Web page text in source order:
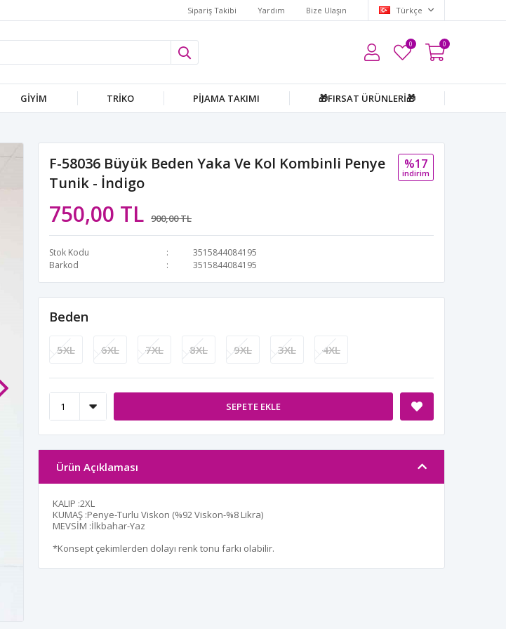
Sipariş Takibi Yardım Bize Ulaşın Türkçe
0 0
GİYİM TRİKO PİJAMA TAKIMI 🎁FIRSAT ÜRÜNLERİ🎁
F-58036 Büyük Beden Yaka Ve Kol Kombinli Penye
Tunik - İndigo
750,00 TL 900,00 TL
%17
i̇ndi̇ri̇m
Stok Kodu
3515844084195
Barkod
3515844084195
Beden
5XL 6XL 7XL 8XL 9XL 3XL 4XL
SEPETE EKLE
Ürün Açıklaması
KALIP :2XL
KUMAŞ :Penye-Turlu Viskon (%92 Viskon-%8 Likra)
MEVSİM :İlkbahar-Yaz
*Konsept çekimlerden dolayı renk tonu farkı olabilir.